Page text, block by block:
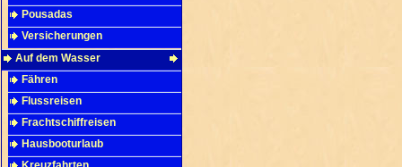
Pousadas
Versicherungen
Auf dem Wasser
Fähren
Flussreisen
Frachtschiffreisen
Hausbooturlaub